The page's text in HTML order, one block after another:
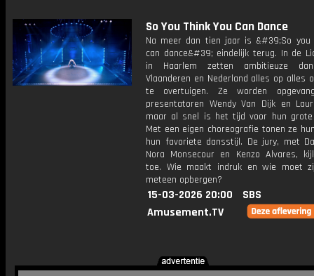
So You Think You Can Dance
Na meer dan tien jaar is &#39;So you
can dance&#39; eindelijk terug. In de
in Haarlem zetten ambitieuze
Vlaanderen en Nederland alles op alles
te overtuigen. Ze worden
presentatoren Wendy Van Dijk en
maar al snel is het tijd voor hun grote
Met een eigen choreografie tonen ze
hun favoriete dansstijl. De jury, met
Nora Monsecour en Kenzo Alvares,
toe. Wie maakt indruk en wie moet
meteen opbergen?
15-03-2026 20:00
SBS
Amusement.TV